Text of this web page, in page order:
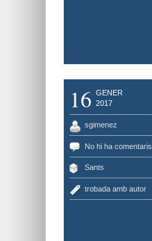
16 GENER
2017
sgimenez
No hi ha comentaris
Sants
trobada amb autor